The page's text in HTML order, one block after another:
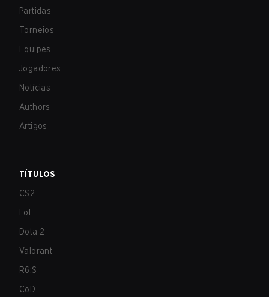
Partidas
Torneios
Equipes
Jogadores
Notícias
Authors
Artigos
TÍTULOS
CS2
LoL
Dota 2
Valorant
R6:S
CoD